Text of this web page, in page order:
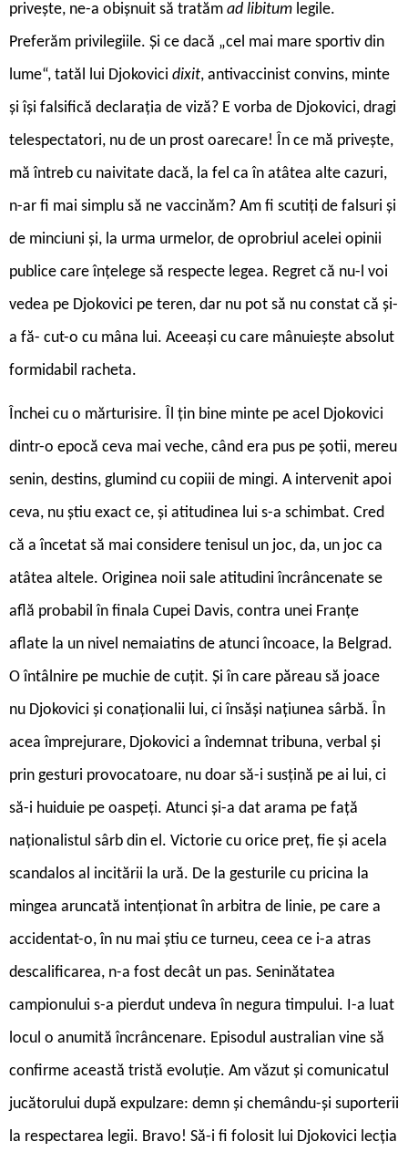
privește, ne-a obișnuit să tratăm ad libitum legile.
Preferăm privilegiile. Și ce dacă „cel mai mare sportiv din
lume“, tatăl lui Djokovici dixit, antivaccinist convins, minte
și își falsifică declarația de viză? E vorba de Djokovici, dragi
telespectatori, nu de un prost oarecare! În ce mă privește,
mă întreb cu naivitate dacă, la fel ca în atâtea alte cazuri,
n-ar fi mai simplu să ne vaccinăm? Am fi scutiți de falsuri și
de minciuni și, la urma urmelor, de oprobriul acelei opinii
publice care înțelege să respecte legea. Regret că nu-l voi
vedea pe Djokovici pe teren, dar nu pot să nu constat că și-
a fă- cut-o cu mâna lui. Aceeași cu care mânuiește absolut
formidabil racheta.
Închei cu o mărturisire. Îl țin bine minte pe acel Djokovici
dintr-o epocă ceva mai veche, când era pus pe șotii, mereu
senin, destins, glumind cu copiii de mingi. A intervenit apoi
ceva, nu știu exact ce, și atitudinea lui s-a schimbat. Cred
că a încetat să mai considere tenisul un joc, da, un joc ca
atâtea altele. Originea noii sale atitudini încrâncenate se
află probabil în finala Cupei Davis, contra unei Franțe
aflate la un nivel nemaiatins de atunci încoace, la Belgrad.
O întâlnire pe muchie de cuțit. Și în care păreau să joace
nu Djokovici și conaționalii lui, ci însăși națiunea sârbă. În
acea împrejurare, Djokovici a îndemnat tribuna, verbal și
prin gesturi provocatoare, nu doar să-i susțină pe ai lui, ci
să-i huiduie pe oaspeți. Atunci și-a dat arama pe față
naționalistul sârb din el. Victorie cu orice preț, fie și acela
scandalos al incitării la ură. De la gesturile cu pricina la
mingea aruncată intenționat în arbitra de linie, pe care a
accidentat-o, în nu mai știu ce turneu, ceea ce i-a atras
descalificarea, n-a fost decât un pas. Seninătatea
campionului s-a pierdut undeva în negura timpului. I-a luat
locul o anumită încrâncenare. Episodul australian vine să
confirme această tristă evoluție. Am văzut și comunicatul
jucătorului după expulzare: demn și chemându-și suporterii
la respectarea legii. Bravo! Să-i fi folosit lui Djokovici lecția